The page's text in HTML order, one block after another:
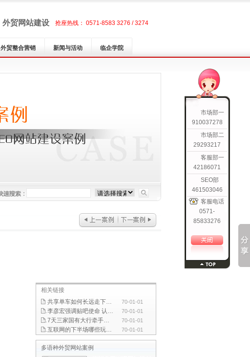
外贸网站建设 抢座热线： 0571-8583 3276 / 3274
外贸整合营销 新闻与活动 临企学院
市场部一
910037278
市场部二
29293217
客服部一
42186071
SEO部
461503046
客服电话
0571-
85833276
相关链接
70-01-01
共享单车如何长远走下去？政府应加强引导和监管
70-01-01
李彦宏强调贴吧使命 认为移动互联网机会所剩不多
70-01-01
7天三家国有大行牵手互联网巨头 双方合作是大势所趋
70-01-01
互联网的下半场哪些玩法会引发行业巨变
多语种外贸网站案例